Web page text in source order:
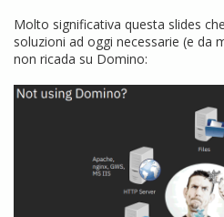
Molto significativa questa slides
soluzioni ad oggi necessarie (e da
non ricada su Domino: